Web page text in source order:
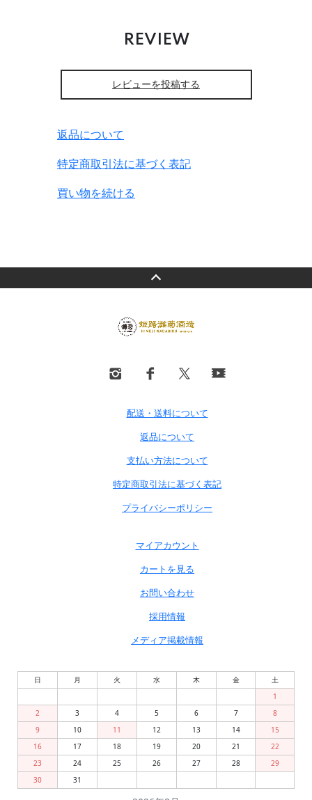
REVIEW
レビューを投稿する
返品について
特定商取引法に基づく表記
買い物を続ける
配送・送料について
返品について
支払い方法について
特定商取引法に基づく表記
プライバシーポリシー
マイアカウント
カートを見る
お問い合わせ
採用情報
メディア掲載情報
日 月 火 水 木 金
土
1
2
3 4 5 6 7
8
9
10 11 12 13 14
15
16
17 18 19 20 21
22
23
24 25 26 27 28
29
30
31